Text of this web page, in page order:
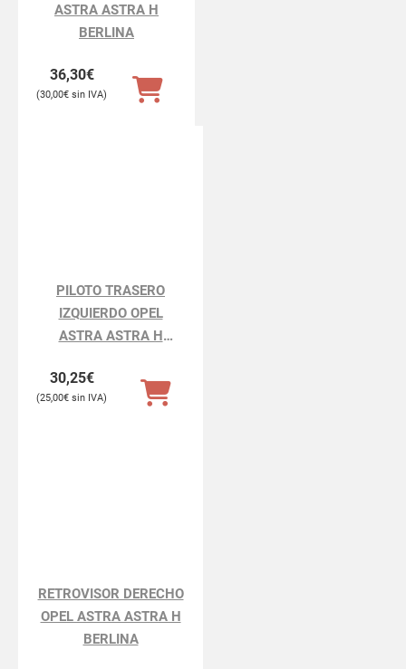
ASTRA ASTRA H
BERLINA
36,30€
30,00€
PILOTO TRASERO
IZQUIERDO OPEL
ASTRA ASTRA H
30,25€
25,00€
RETROVISOR DERECHO
OPEL ASTRA ASTRA H
BERLINA